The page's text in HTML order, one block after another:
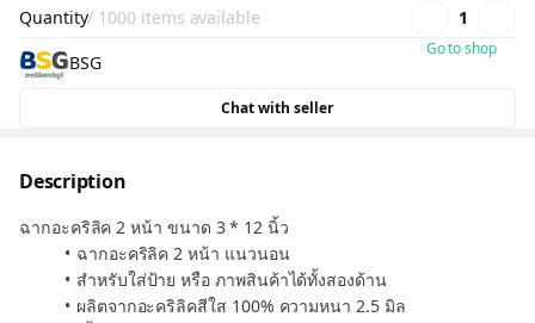
Quantity/ 1000 items available
1
BSG
Go to shop
Chat with seller
Description
ฉากอะคริลิค 2 หน้า ขนาด 3 * 12 นิ้ว
ฉากอะคริลิค 2 หน้า แนวนอน
สำหรับใส่ป้าย หรือ ภาพสินค้าได้ทั้งสองด้าน
ผลิตจากอะคริลิคสีใส 100% ความหนา 2.5 มิล